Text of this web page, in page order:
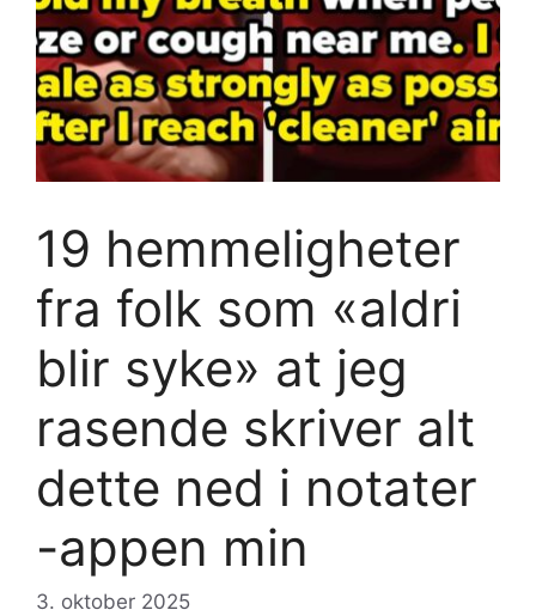
19 hemmeligheter
fra folk som «aldri
blir syke» at jeg
rasende skriver alt
dette ned i notater
-appen min
3. oktober 2025